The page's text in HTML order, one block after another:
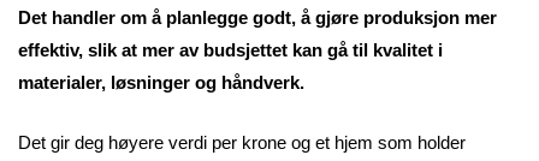
Det handler om å planlegge godt, å gjøre produksjon mer
effektiv, slik at mer av budsjettet kan gå til kvalitet i
materialer, løsninger og håndverk.
Det gir deg høyere verdi per krone og et hjem som holder